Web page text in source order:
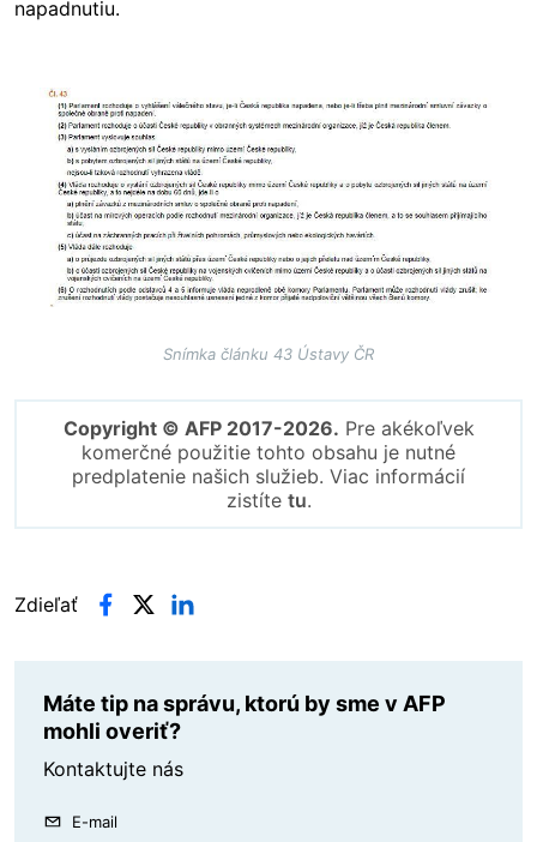
napadnutiu.
Image
Snímka článku 43 Ústavy ČR
Copyright © AFP 2017-2026. Pre akékoľvek
komerčné použitie tohto obsahu je nutné
predplatenie našich služieb. Viac informácií
zistíte tu.
Zdieľať
Máte tip na správu, ktorú by sme v AFP
mohli overiť?
Kontaktujte nás
E-mail